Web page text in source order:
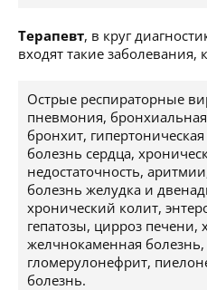
Терапевт, в круг
входят такие заболевания,
Острые респираторные
пневмония,
бронхит,
болезнь сердца,
недостаточность,
болезнь желудка и
хронический колит,
гепатозы, цирроз печени,
желчнокаменная болезнь,
гломерулонефрит,
болезнь.